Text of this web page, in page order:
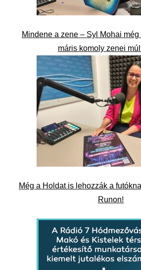
Mindene a zene – Syl Mohai
máris komoly zenei
Még a Holdat is lehozzák a
Runon!